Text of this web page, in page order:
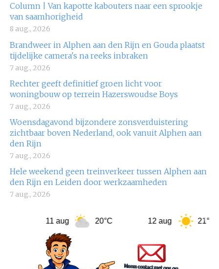
Column | Van kapotte kabouters naar een sprookje
van saamhorigheid
8 aug., 2026
Brandweer in Alphen aan den Rijn en Gouda plaatst
tijdelijke camera's na reeks inbraken
7 aug., 2026
Rechter geeft definitief groen licht voor
woningbouw op terrein Hazerswoudse Boys
7 aug., 2026
Woensdagavond bijzondere zonsverduistering
zichtbaar boven Nederland, ook vanuit Alphen aan
den Rijn
7 aug., 2026
Hele weekend geen treinverkeer tussen Alphen aan
den Rijn en Leiden door werkzaamheden
7 aug., 2026
11 aug 20°C 12 aug 21°C